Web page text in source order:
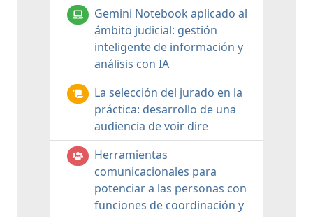
Gemini Notebook aplicado al
ámbito judicial: gestión
inteligente de información y
análisis con IA
La selección del jurado en la
práctica: desarrollo de una
audiencia de voir dire
Herramientas
comunicacionales para
potenciar a las personas con
funciones de coordinación y